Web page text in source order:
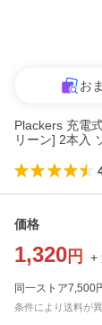
お
Plackers 充電
リーン] 2本入
価格
1,320 円 +
同一ストア7,500
条件により送料が